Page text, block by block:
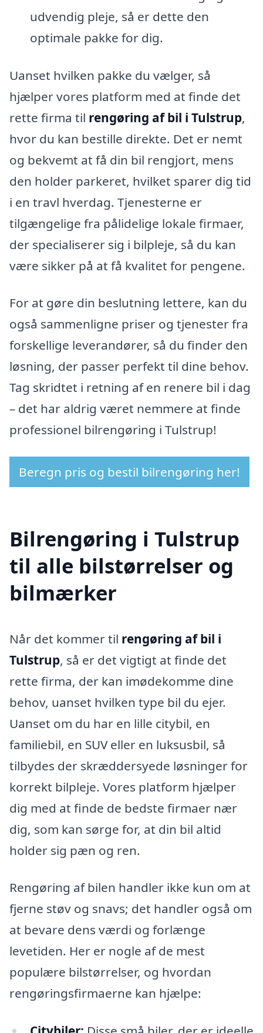
udvendig pleje, så er dette den
optimale pakke for dig.
Uanset hvilken pakke du vælger, så
hjælper vores platform med at finde det
rette firma til rengøring af bil i Tulstrup,
hvor du kan bestille direkte. Det er nemt
og bekvemt at få din bil rengjort, mens
den holder parkeret, hvilket sparer dig tid
i en travl hverdag. Tjenesterne er
tilgængelige fra pålidelige lokale firmaer,
der specialiserer sig i bilpleje, så du kan
være sikker på at få kvalitet for pengene.
For at gøre din beslutning lettere, kan du
også sammenligne priser og tjenester fra
forskellige leverandører, så du finder den
løsning, der passer perfekt til dine behov.
Tag skridtet i retning af en renere bil i dag
– det har aldrig været nemmere at finde
professionel bilrengøring i Tulstrup!
Beregn pris og bestil bilrengøring her!
Bilrengøring i Tulstrup
til alle bilstørrelser og
bilmærker
Når det kommer til rengøring af bil i
Tulstrup, så er det vigtigt at finde det
rette firma, der kan imødekomme dine
behov, uanset hvilken type bil du ejer.
Uanset om du har en lille citybil, en
familiebil, en SUV eller en luksusbil, så
tilbydes der skræddersyede løsninger for
korrekt bilpleje. Vores platform hjælper
dig med at finde de bedste firmaer nær
dig, som kan sørge for, at din bil altid
holder sig pæn og ren.
Rengøring af bilen handler ikke kun om at
fjerne støv og snavs; det handler også om
at bevare dens værdi og forlænge
levetiden. Her er nogle af de mest
populære bilstørrelser, og hvordan
rengøringsfirmaerne kan hjælpe: